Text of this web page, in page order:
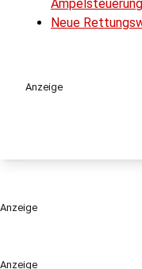
Anzeige
Ampelsteuerung
Neue
Anzeige
Anzeige